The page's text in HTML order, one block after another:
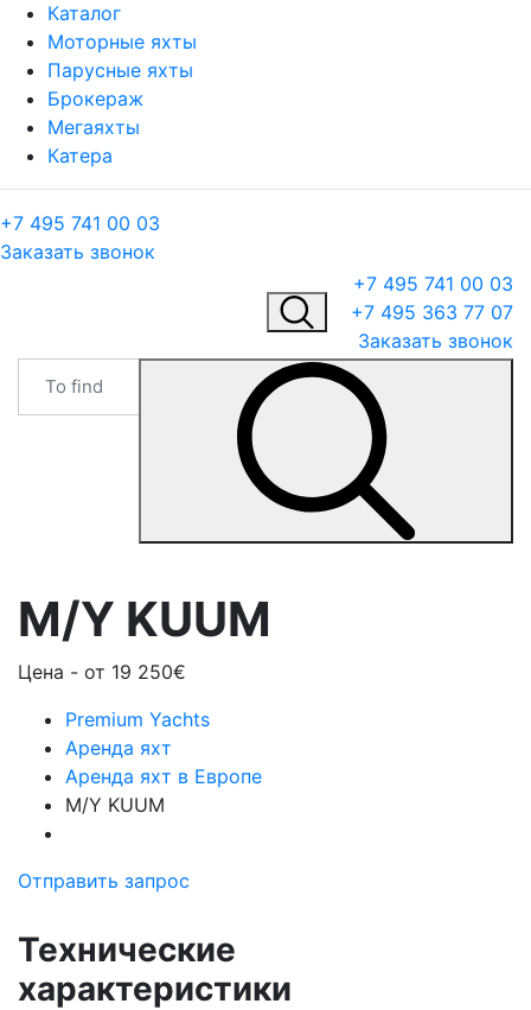
Каталог
Моторные яхты
Парусные яхты
Брокераж
Мегаяхты
Катера
+7 495 741 00 03
Заказать звонок
+7 495 741 00 03
+7 495 363 77 07
Заказать звонок
M/Y KUUM
Цена - от 19 250€
Premium Yachts
Аренда яхт
Аренда яхт в Европе
M/Y KUUM
Отправить запрос
Технические
характеристики